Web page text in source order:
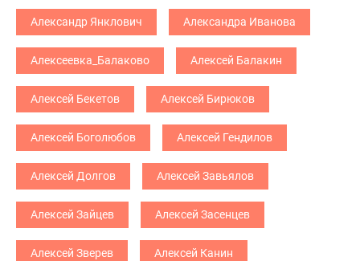
Александр Янклович Александра Иванова
Алексеевка_Балаково Алексей Балакин
Алексей Бекетов Алексей Бирюков
Алексей Боголюбов Алексей Гендилов
Алексей Долгов Алексей Завьялов
Алексей Зайцев Алексей Засенцев
Алексей Зверев Алексей Канин